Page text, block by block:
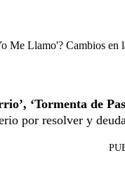
Me Llamo'? Cambios en
‘Tormenta de
por resolver y